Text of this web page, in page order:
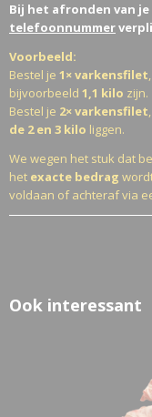
Bij het afronden van
telefoonnummer
Voorbeeld:
Bestel je 1× varkensfilet
bijvoorbeeld 1,1 kilo zijn.
Bestel je 2× varkensfilet
de 2 en 3 kilo liggen.
We wegen het stuk dat
het exacte bedrag
voldaan of achteraf via
Ook interessant